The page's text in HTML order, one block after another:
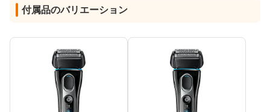
付属品のバリエーション